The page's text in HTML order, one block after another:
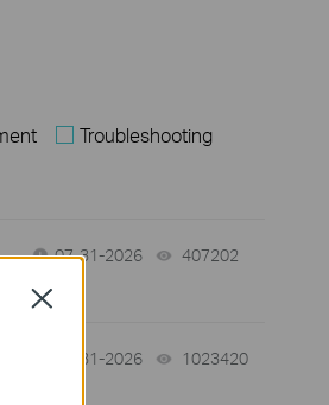
Troubleshooting
07-31-2026 407202
07-31-2026 1023420
Close